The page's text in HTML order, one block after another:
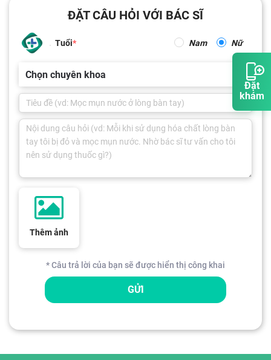
Đặt
khám
ĐẶT CÂU HỎI VỚI BÁC SĨ
Tuổi Nam Nữ
Chọn chuyên khoa
Thêm ảnh
* Câu trả lời của bạn sẽ được hiển thị công khai
GỬI